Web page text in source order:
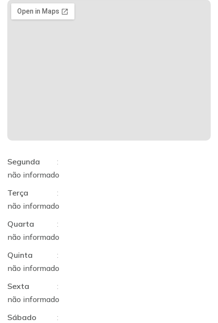
Segunda
:
não informado
Terça
:
não informado
Quarta
:
não informado
Quinta
:
não informado
Sexta
:
não informado
Sábado
: